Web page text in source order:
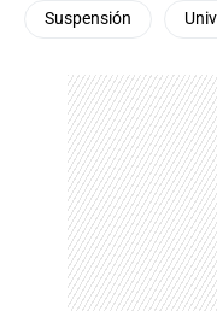
Suspensión